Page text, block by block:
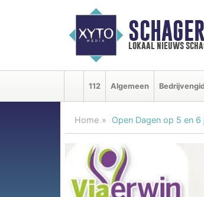
lokaal nieuws
112 Algemeen
Home Open Dagen op 5 en 6